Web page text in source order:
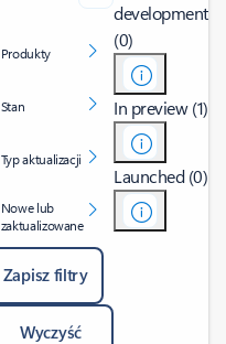
Produkty
Stan
Typ aktualizacji
Nowe lub
zaktualizowane
Zapisz filtry
Wyczyść
development
(0)
In preview (1)
Launched (0)